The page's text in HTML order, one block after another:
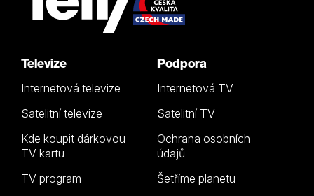
Televize
Internetová televize
Satelitní televize
Kde koupit dárkovou
TV kartu
TV program
Podpora
Internetová TV
Satelitní TV
Ochrana osobních
údajů
Šetříme planetu